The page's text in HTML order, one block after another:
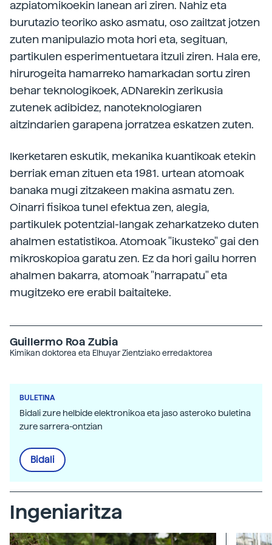
azpiatomikoekin lanean ari ziren. Nahiz eta
burutazio teoriko asko asmatu, oso zailtzat jotzen
zuten manipulazio mota hori eta, segituan,
partikulen esperimentuetara itzuli ziren. Hala ere,
hirurogeita hamarreko hamarkadan sortu ziren
behar teknologikoek, ADNarekin zerikusia
zutenek adibidez, nanoteknologiaren
aitzindarien garapena jorratzea eskatzen zuten.
Ikerketaren eskutik, mekanika kuantikoak etekin
berriak eman zituen eta 1981. urtean atomoak
banaka mugi zitzakeen makina asmatu zen.
Oinarri fisikoa tunel efektua zen, alegia,
partikulek potentzial-langak zeharkatzeko duten
ahalmen estatistikoa. Atomoak "ikusteko" gai den
mikroskopioa garatu zen. Ez da hori gailu horren
ahalmen bakarra, atomoak "harrapatu" eta
mugitzeko ere erabil baitaiteke.
Guillermo Roa Zubia
Kimikan doktorea eta Elhuyar Zientziako erredaktorea
BULETINA
Bidali zure helbide elektronikoa eta jaso asteroko buletina
zure sarrera-ontzian
Bidali
Ingeniaritza